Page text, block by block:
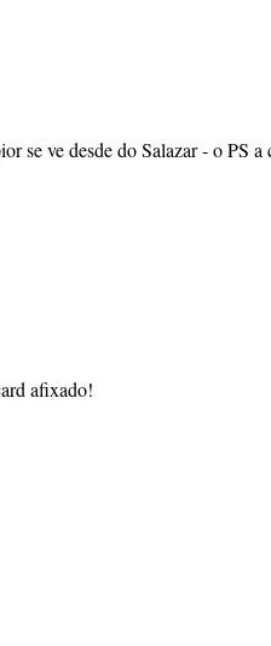
se ve desde do Salazar - o
afixado!